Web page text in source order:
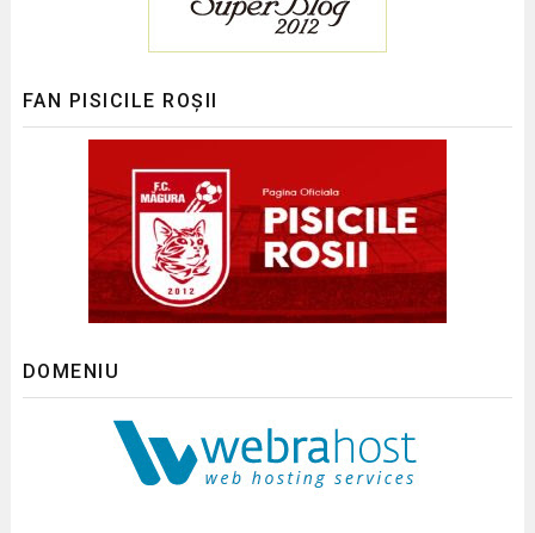
FAN PISICILE ROȘII
DOMENIU